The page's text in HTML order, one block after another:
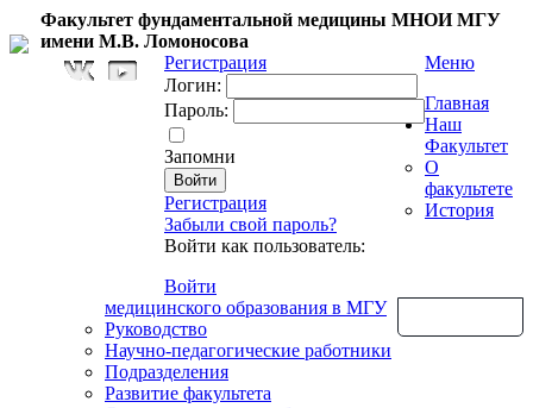
Факультет фундаментальной медицины МНОИ МГУ
имени М.В. Ломоносова
Регистрация
Логин:
Пароль:
Запомни
Регистрация
Забыли свой пароль?
Войти как пользователь:
Войти
Меню
Главная
Наш
Факультет
О
факультете
История
медицинского образования в МГУ
Руководство
Научно-педагогические работники
Подразделения
Развитие факультета